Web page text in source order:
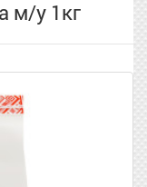
м/у 1кг